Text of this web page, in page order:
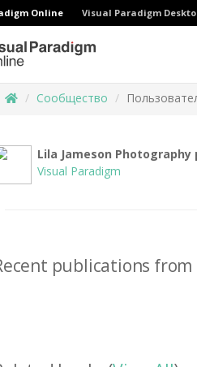
Online Visual Paradigm
Сообщество
Lila Jameson
Visual Paradigm
publications